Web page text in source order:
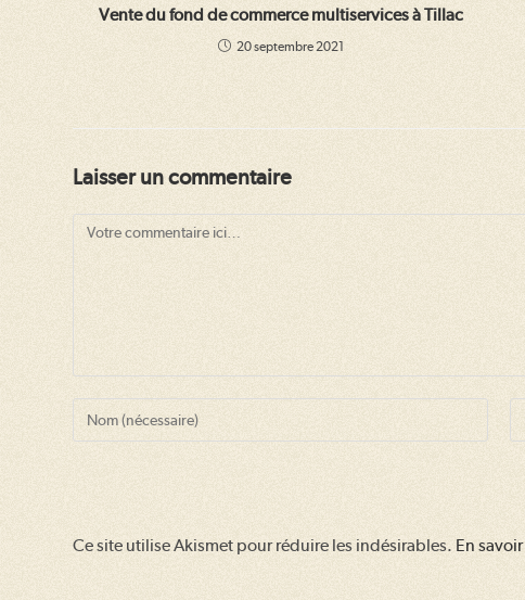
Vente du fond de commerce multiservices à Tillac
20 septembre 2021
Laisser un commentaire
Comment
Enter
your
to
Ce site utilise Akismet pour réduire les indésirables. En